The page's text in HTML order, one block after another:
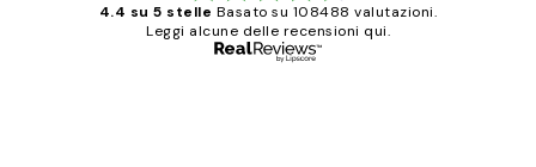
4.4 su 5 stelle Basato su 108488 valutazioni.
Leggi alcune delle recensioni qui.